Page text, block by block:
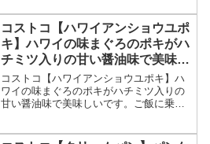
コストコ【ハワイアンショウユポ
キ】ハワイの味まぐろのポキがハ
チミツ入りの甘い醤油味で美味し
いです。
コストコ【ハワイアンショウユポキ】ハ
ワイの味まぐろのポキがハチミツ入りの
甘い醤油味で美味しいです。ご飯に乗せ